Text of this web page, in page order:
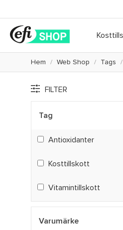
Hem Web Shop Tags
FILTER
Tag
Antioxidanter
Kosttillskott
Vitamintillskott
Varumärke